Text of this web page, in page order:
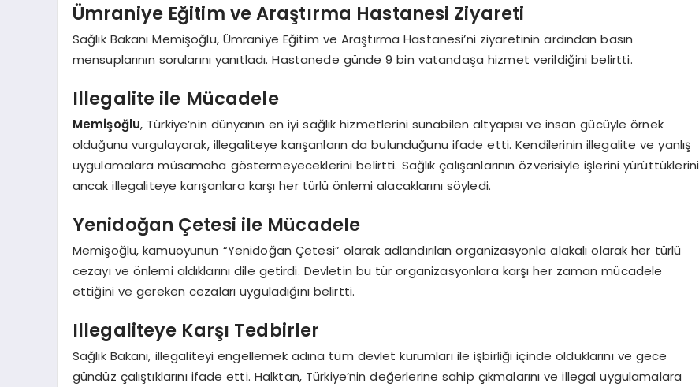
Ümraniye Eğitim ve Araştırma Hastanesi Ziyareti
Sağlık Bakanı Memişoğlu, Ümraniye Eğitim ve Araştırma Hastanesi’ni ziyaretinin ardından basın
mensuplarının sorularını yanıtladı. Hastanede günde 9 bin vatandaşa hizmet verildiğini belirtti.
Illegalite ile Mücadele
Memişoğlu, Türkiye’nin dünyanın en iyi sağlık hizmetlerini sunabilen altyapısı ve insan gücüyle örnek
olduğunu vurgulayarak, illegaliteye karışanların da bulunduğunu ifade etti. Kendilerinin illegalite ve yanlış
uygulamalara müsamaha göstermeyeceklerini belirtti. Sağlık çalışanlarının özverisiyle işlerini yürüttüklerini
ancak illegaliteye karışanlara karşı her türlü önlemi alacaklarını söyledi.
Yenidoğan Çetesi ile Mücadele
Memişoğlu, kamuoyunun “Yenidoğan Çetesi” olarak adlandırılan organizasyonla alakalı olarak her türlü
cezayı ve önlemi aldıklarını dile getirdi. Devletin bu tür organizasyonlara karşı her zaman mücadele
ettiğini ve gereken cezaları uyguladığını belirtti.
Illegaliteye Karşı Tedbirler
Sağlık Bakanı, illegaliteyi engellemek adına tüm devlet kurumları ile işbirliği içinde olduklarını ve gece
gündüz çalıştıklarını ifade etti. Halktan, Türkiye’nin değerlerine sahip çıkmalarını ve illegal uygulamalara